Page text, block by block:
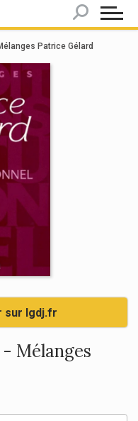
Patrice Gélard
sur lgdj.fr
Mélanges